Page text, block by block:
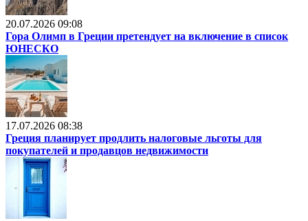
20.07.2026 09:08
Гора Олимп в Греции претендует на включение в список
ЮНЕСКО
17.07.2026 08:38
Греция планирует продлить налоговые льготы для
покупателей и продавцов недвижимости